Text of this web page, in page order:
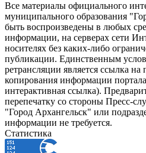
Все материалы официального
муниципального образования
быть воспроизведены в любых
информации, на серверах сети
носителях без каких-либо
публикации. Единственным
ретрансляции является ссылка на
копирования информации
интерактивная ссылка).
перепечатку со стороны Пресс-
"Город Архангельск" или
информации не требуется.
Статистика